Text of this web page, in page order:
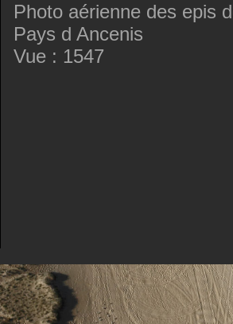
Photo aérienne des epis
Pays d Ancenis
Vue : 1547